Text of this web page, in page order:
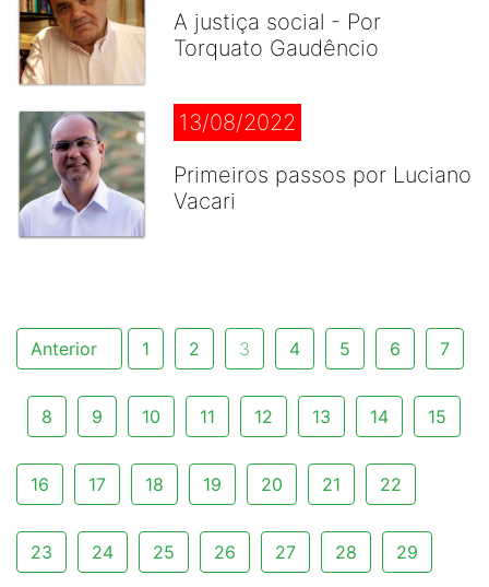
A justiça social - Por
Torquato Gaudêncio
13/08/2022
Primeiros passos por Luciano
Vacari
Anterior 1 2 3 4 5 6 7
8 9 10 11 12 13 14 15
16 17 18 19 20 21 22
23 24 25 26 27 28 29